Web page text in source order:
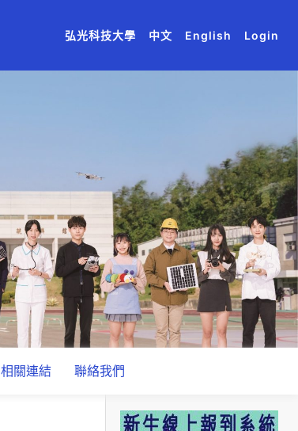
(current)
(current)
弘光科技大學 (current)
中文 (current)
English (current)
Login
相關連結 聯絡我們